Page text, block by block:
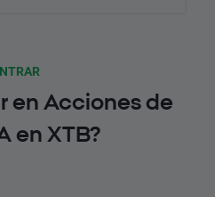
en Acciones de
en XTB?